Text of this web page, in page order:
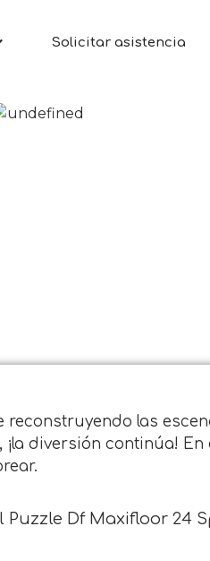
Solicitar asistencia
reconstruyendo las
¡la diversión continúa!
Puzzle Df Maxifloor 24